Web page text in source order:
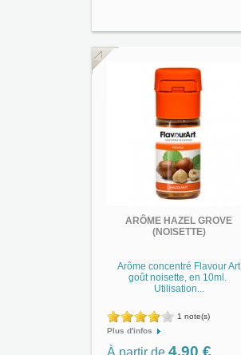
ARÔME HAZEL GROVE
(NOISETTE)
Arôme concentré Flavour Art
goût noisette, en 10ml.
Utilisation...
1 note(s)
Plus d'infos
À partir de 4,90 €